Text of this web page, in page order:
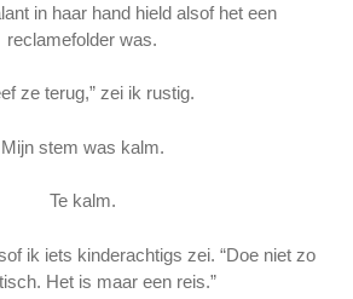
in haar hand hield alsof het een
reclamefolder was.
ze terug,” zei ik rustig.
Mijn stem was kalm.
Te kalm.
ik iets kinderachtigs zei. “Doe niet zo
Het is maar een reis.”